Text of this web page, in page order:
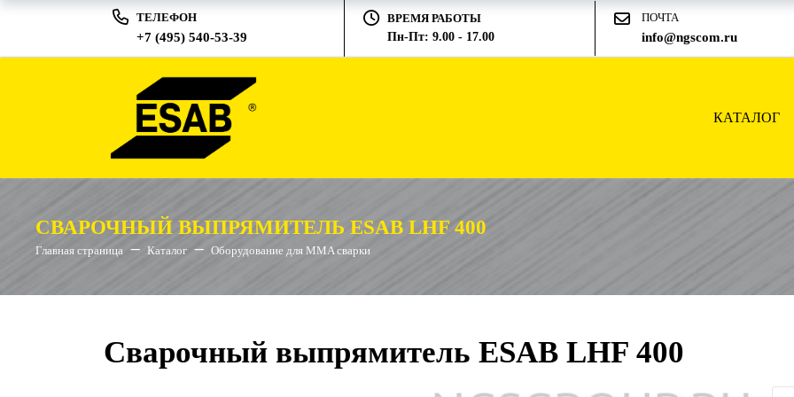
ТЕЛЕФОН
+7 (495) 540-53-39
ВРЕМЯ РАБОТЫ
Пн-Пт: 9.00 - 17.00
ПОЧТА
info@ngscom.ru
КАТАЛОГ
СВАРОЧНЫЙ ВЫПРЯМИТЕЛЬ ESAB LHF 400
Главная страница Каталог Оборудование для MMA сварки
Сварочный выпрямитель ESAB LHF 400